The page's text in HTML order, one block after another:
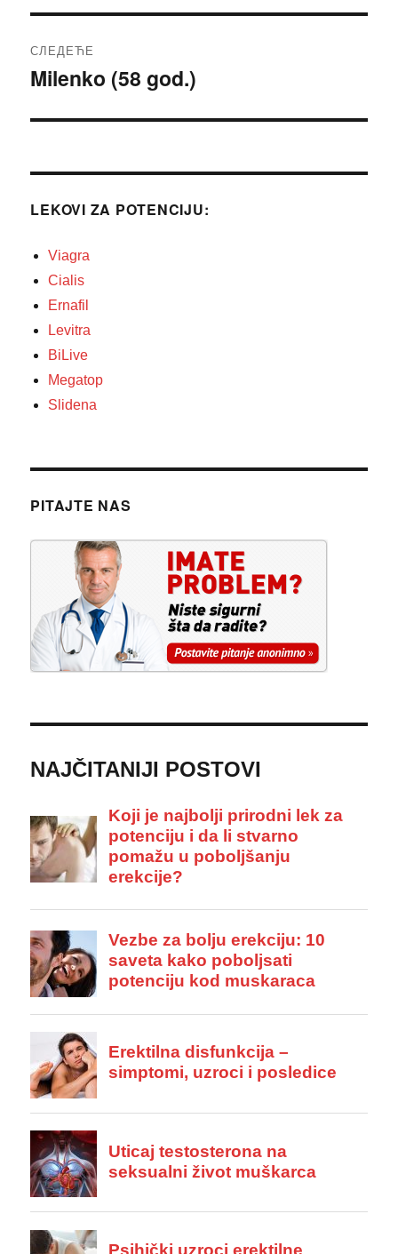
СЛЕДЕЋЕ
Следећи
Milenko (58 god.)
LEKOVI ZA POTENCIJU:
Viagra
Cialis
Ernafil
Levitra
BiLive
Megatop
Slidena
PITAJTE NAS
NAJČITANIJI POSTOVI